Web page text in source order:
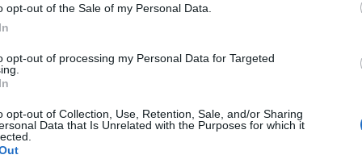
opt-out of the Sale of my Personal Data.
opt-out of processing my Personal Data for Targeted
opt-out of Collection, Use, Retention, Sale, and/or Sharing
Data that Is Unrelated with the Purposes for which it
a Batthyány tér lesz a helyszín. Budapest tisztán
és az egyes kerületi önkormányzatok mellett
is ki kell vennie a részét. A főváros
érdek; a lakosok, illetve az ott közlekedők
, a járat- és a taxiellenőrzés